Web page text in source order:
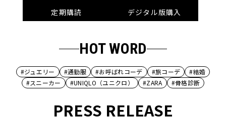
定期購読
デジタル版購入
HOT WORD
#ジュエリー #通勤服 #お呼ばれコーデ #旅コーデ
#結婚
#スニーカー
#UNIQLO（ユニクロ） #ZARA #骨格診断
PRESS RELEASE